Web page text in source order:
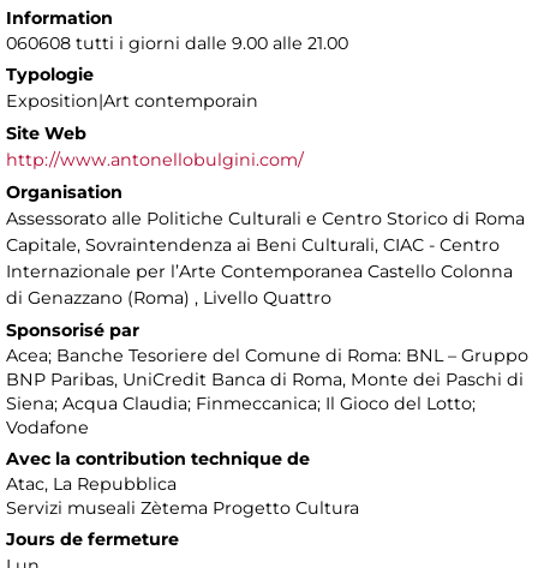
Information
060608 tutti i giorni dalle 9.00 alle 21.00
Typologie
Exposition|Art contemporain
Site Web
http://www.antonellobulgini.com/
Organisation
Assessorato alle Politiche Culturali e Centro Storico di Roma
Capitale, Sovraintendenza ai Beni Culturali, CIAC - Centro
Internazionale per l’Arte Contemporanea Castello Colonna
di Genazzano (Roma) , Livello Quattro
Sponsorisé par
Acea; Banche Tesoriere del Comune di Roma: BNL – Gruppo
BNP Paribas, UniCredit Banca di Roma, Monte dei Paschi di
Siena; Acqua Claudia; Finmeccanica; Il Gioco del Lotto;
Vodafone
Avec la contribution technique de
Atac, La Repubblica
Servizi museali Zètema Progetto Cultura
Jours de fermeture